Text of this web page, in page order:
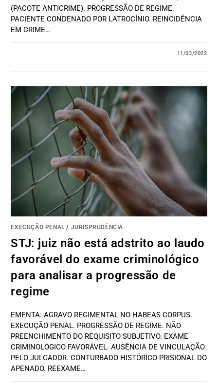
(PACOTE ANTICRIME). PROGRESSÃO DE REGIME.
PACIENTE CONDENADO POR LATROCÍNIO. REINCIDÊNCIA
EM CRIME…
11/03/2022
EXECUÇÃO PENAL/ JURISPRUDÊNCIA
STJ: juiz não está adstrito ao laudo
favorável do exame criminológico
para analisar a progressão de
regime
EMENTA: AGRAVO REGIMENTAL NO HABEAS CORPUS.
EXECUÇÃO PENAL. PROGRESSÃO DE REGIME. NÃO
PREENCHIMENTO DO REQUISITO SUBJETIVO. EXAME
CRIMINOLÓGICO FAVORÁVEL. AUSÊNCIA DE VINCULAÇÃO
PELO JULGADOR. CONTURBADO HISTÓRICO PRISIONAL DO
APENADO. REEXAME…